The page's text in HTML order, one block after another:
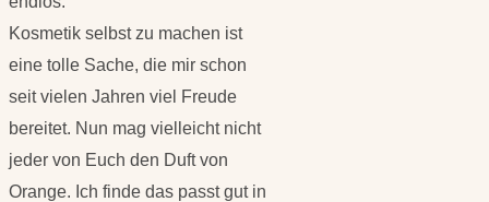
Kosmetik selbst zu machen ist
eine tolle Sache, die mir schon
seit vielen Jahren viel Freude
bereitet. Nun mag vielleicht nicht
jeder von Euch den Duft von
Orange. Ich finde das passt gut in